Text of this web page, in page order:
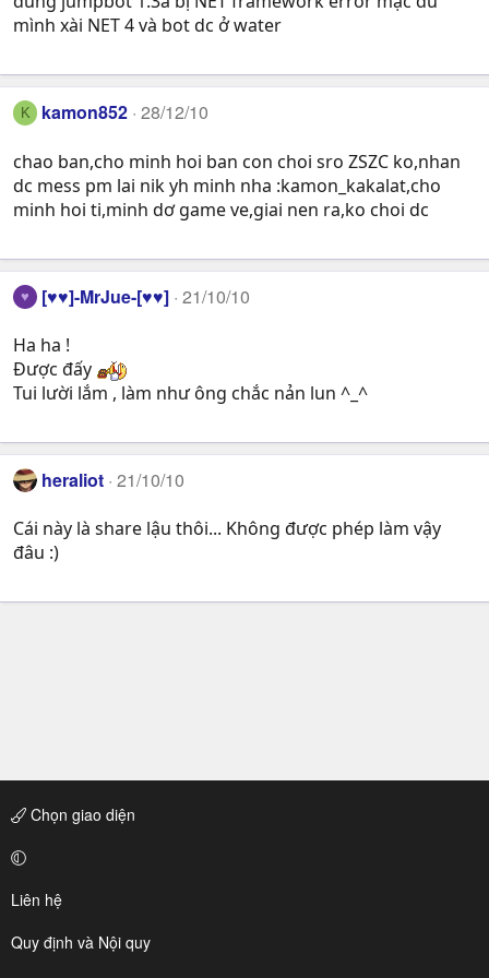
mình xài NET 4 và bot dc ở water
K kamon852 28/12/10
chao ban,cho minh hoi ban con choi sro ZSZC ko,nhan
dc mess pm lai nik yh minh nha :kamon_kakalat,cho
minh hoi ti,minh dơ game ve,giai nen ra,ko choi dc
♥ [♥♥]-MrJue-[♥♥] 21/10/10
Ha ha !
Được đấy
Tui lười lắm , làm như ông chắc nản lun ^_^
heraliot 21/10/10
Cái này là share lậu thôi... Không được phép làm vậy
đâu :)
Chọn giao diện
Liên hệ
Quy định và Nội quy